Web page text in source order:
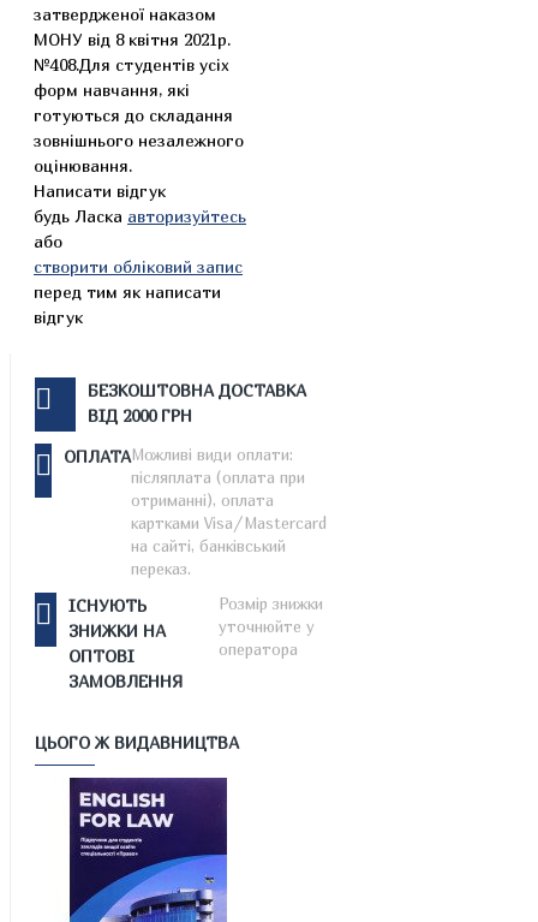
затвердженої наказом
МОНУ від 8 квітня 2021р.
№408.Для студентів усіх
форм навчання, які
готуються до складання
зовнішнього незалежного
оцінювання.
Написати відгук
будь Ласка авторизуйтесь
або
створити обліковий запис
перед тим як написати
відгук
БЕЗКОШТОВНА ДОСТАВКА
ВІД 2000 ГРН
ОПЛАТАМожливі види оплати:
післяплата (оплата при
отриманні), оплата
картками Visa/Mastercard
на сайті, банківський
переказ.
ІСНУЮТЬ
ЗНИЖКИ НА
ОПТОВІ
ЗАМОВЛЕННЯ
Розмір знижки
уточнюйте у
оператора
ЦЬОГО Ж ВИДАВНИЦТВА